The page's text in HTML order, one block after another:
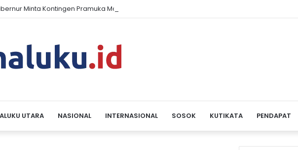
Minta Kontingen Pramuka Maluku Dikawal Hingga Pulang dari Jambore Nasional
UTARA NASIONAL INTERNASIONAL SOSOK KUTIKATA PENDAPAT